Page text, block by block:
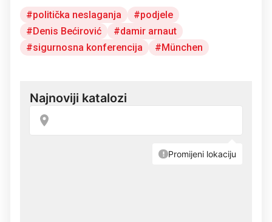
politička neslaganja
podjele
Denis Bećirović
damir arnaut
sigurnosna konferencija
München